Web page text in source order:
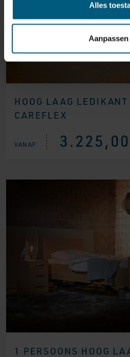
Alles
Aanpassen
HOOG LAAG
CAREFLEX
VANAF: 3.225,00
1 PERSOONS HOOG